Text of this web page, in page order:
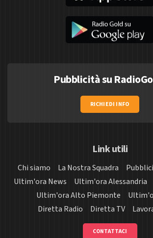
Pubblicità su
RICHIEDI INFO
Link utili
Chi siamo La Nostra Squadra
Ultim'ora News
Ultim'ora Alessandria
Ultim'ora Alto Piemonte
Diretta Radio
Diretta TV
CONTATTACI